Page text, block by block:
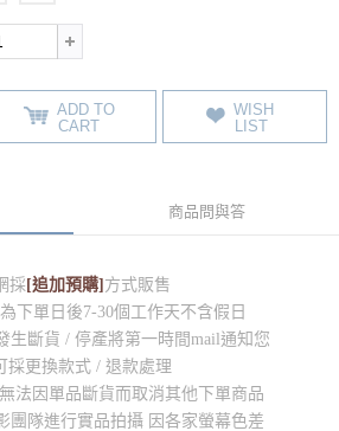
ADD TO
CART
WISH
LIST
商品問與答
採[追加預購]方式販售
下單日後7-30個工作天不含假日
生斷貨 / 停產將第一時間mail通知您
採更換款式 / 退款處理
法因單品斷貨而取消其他下單商品
團隊進行實品拍攝 因各家螢幕色差